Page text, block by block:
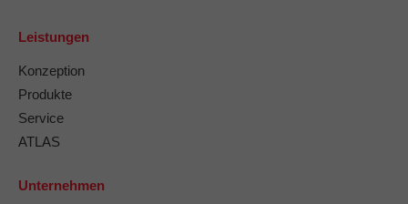
Leistungen
Konzeption
Produkte
Service
ATLAS
Unternehmen